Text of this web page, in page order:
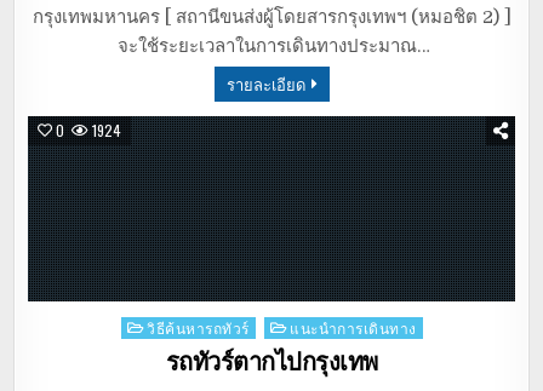
กรุงเทพมหานคร [ สถานีขนส่งผู้โดยสารกรุงเทพฯ (หมอชิต 2) ]
จะใช้ระยะเวลาในการเดินทางประมาณ…
รายละเอียด
0 1924
Posted
วิธีค้นหารถทัวร์ แนะนำการเดินทาง
รถทัวร์ตากไปกรุงเทพ